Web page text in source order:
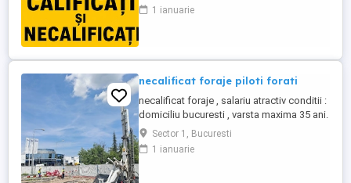
lucrări de calitate. Posturi disponibile:
Muncitori Calificați Polivalenți (cu
cunoștințe de bază ...
1 ianuarie
necalificat foraje piloti forati
necalificat foraje , salariu atractiv conditii :
domiciliu bucuresti , varsta maxima 35 ani.
cautam seriozitate
Sector 1, Bucuresti
1 ianuarie